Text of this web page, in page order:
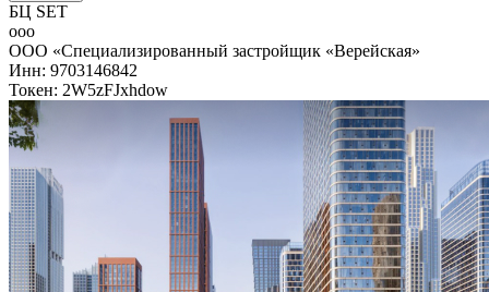
БЦ SET
ооо
ООО «Специализированный застройщик «Верейская»
Инн: 9703146842
Токен: 2W5zFJxhdow